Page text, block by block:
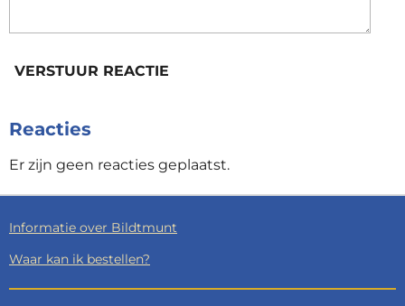
VERSTUUR REACTIE
Reacties
Er zijn geen reacties geplaatst.
Informatie over Bildtmunt
Waar kan ik bestellen?